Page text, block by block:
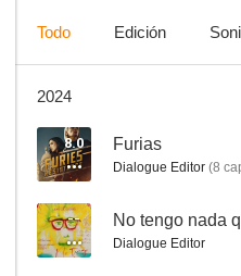
El rey de las sombras
Todo Edición
2024
8.0 Furias
Dialogue Editor (8
-- No tengo nada
Dialogue Editor